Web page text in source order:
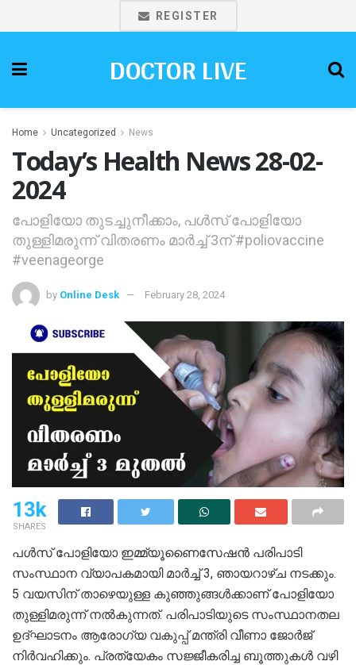
REGISTER
DOCTOR LIVE
Home Uncategorized News
Today’s Health News 28-02-
2024
പോളിയോ തുടച്ചുനീക്കാം, പള്‍സ് പോളിയോ
തുള്ളിമരുന്ന് വിതരണം മാര്‍ച്ച് 3ന് #poliovaccine
#veenageorge
by Online Desk February 28, 2024
13k
SHARES
പൾസ് പോളിയോ ഇമ്മ്യൂണൈസേഷൻ പരിപാടി
സംസ്ഥാന വ്യാപകമായി മാർച്ച് 3, ഞായറാഴ്ച നടക്കും.
5 വയസിന് താഴെയുള്ള കുഞ്ഞുങ്ങൾക്കാണ് പോളിയോ
തുള്ളിമരുന്ന് നൽകുന്നത്. പരിപാടിയുടെ സംസ്ഥാനതല
ഉദ്ഘാടനം ആരോഗ്യ വകുപ്പ് മന്ത്രി വീണാ ജോർജ്
നിർവഹിക്കും. പ്രത്യേകം സജ്ജീകരിച്ച ബൂത്തുകൾ വഴി